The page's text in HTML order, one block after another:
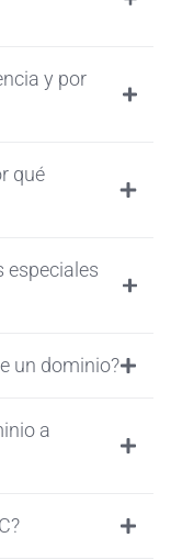
y por
qué
especiales
un dominio?
a